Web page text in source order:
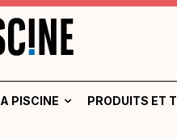
PISCINE PRODUITS ET